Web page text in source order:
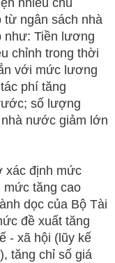
nhiều chủ
ngân sách nhà
như: Tiền lương
chỉnh trong thời
với mức lương
phí tăng
số lượng
nước giảm lớn
xác định mức
mức tăng cao
dọc của Bộ Tài
đề xuất tăng
- xã hội (lũy kế
tăng chỉ số giá